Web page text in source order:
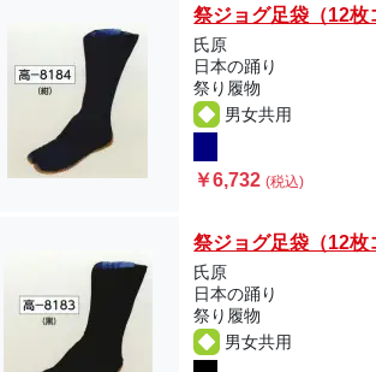
祭ジョグ足袋（12
氏原
日本の踊り
祭り履物
男女共用
￥6,732(税込)
祭ジョグ足袋（12
氏原
日本の踊り
祭り履物
男女共用